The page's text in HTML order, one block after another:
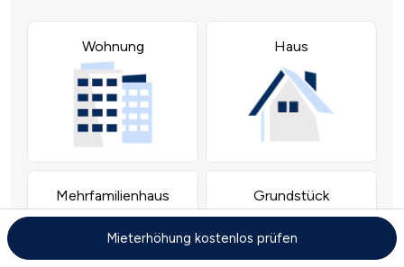
Mieterhöhung kostenlos prüfen